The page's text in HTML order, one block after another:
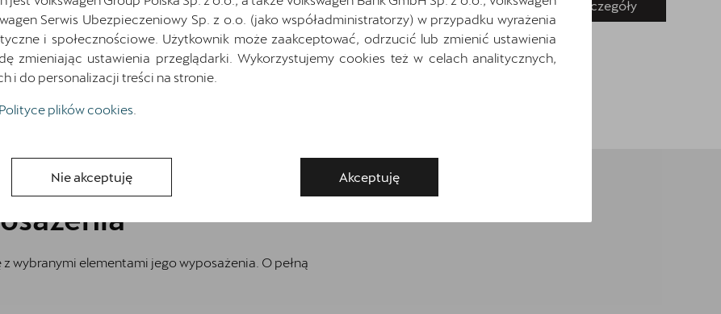
Zapytaj o szczegóły Pokaż szczegóły Zapytaj o szczegóły Pokaż szczegóły
z wybranymi elementami jego wyposażenia. O pełną
Serwis Ubezpieczeniowy Sp. z o.o. (jako współadministratorzy) w przypadku wyrażenia
i społecznościowe. Użytkownik może zaakceptować, odrzucić lub zmienić ustawienia
zmieniając ustawienia przeglądarki. Wykorzystujemy cookies też w celach analitycznych,
i do personalizacji treści na stronie.
Polityce plików cookies
Nie akceptuję Akceptuję